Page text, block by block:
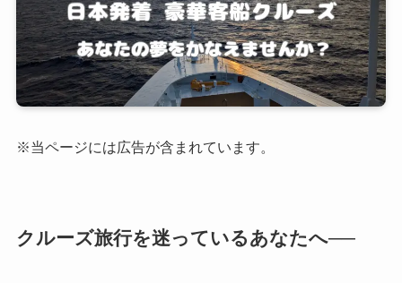
※当ページには広告が含まれています。
クルーズ旅行を迷っているあなたへ──